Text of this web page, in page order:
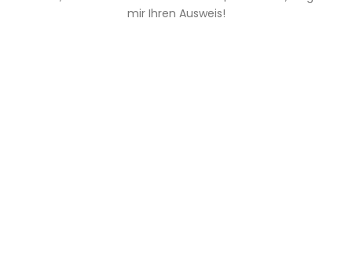
mir Ihren Ausweis!